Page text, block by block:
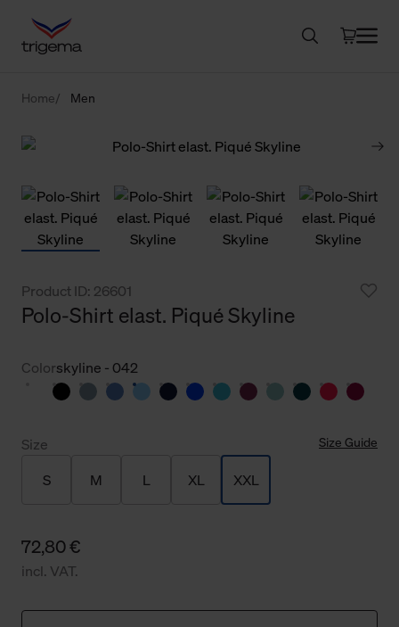
Home Men
Product ID: 26601
Polo-Shirt elast. Piqué Skyline
Colorskyline - 042
Size Size Guide
S M L XL XXL
72,80 €
incl. VAT.